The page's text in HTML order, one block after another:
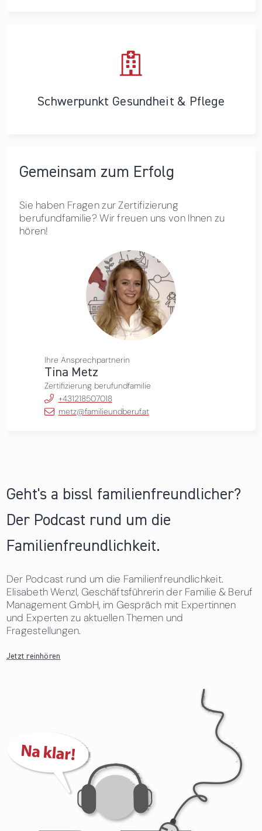
Schwerpunkt Gesundheit & Pflege
Gemeinsam zum Erfolg
Sie haben Fragen zur Zertifizierung
berufundfamilie? Wir freuen uns von Ihnen zu
hören!
Ihre Ansprechpartnerin
Tina Metz
Zertifizierung berufundfamilie
+431218507018
metz@familieundberuf.at
Geht's a bissl familienfreundlicher?
Der Podcast rund um die
Familienfreundlichkeit.
Der Podcast rund um die Familienfreundlichkeit.
Elisabeth Wenzl, Geschäftsführerin der Familie & Beruf
Management GmbH, im Gespräch mit Expertinnen
und Experten zu aktuellen Themen und
Fragestellungen.
Jetzt reinhören